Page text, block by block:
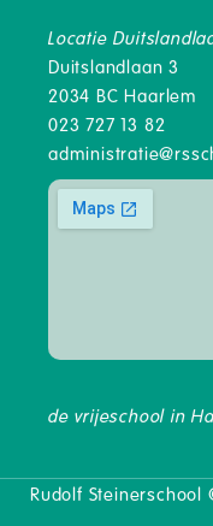
Locatie
Duitslandlaan 3
2034 BC Haarlem
023 727 13 82
de vrijeschool in
Rudolf